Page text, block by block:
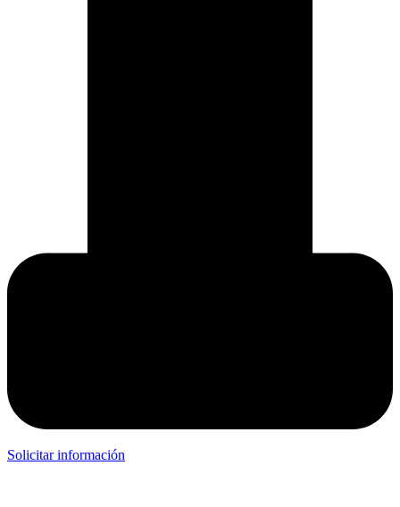
Solicitar información